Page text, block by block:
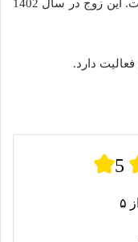
همسر محمدرضا گلزار، آیسان آقاخانی است. این زوج در سال 1402
5
از ۵